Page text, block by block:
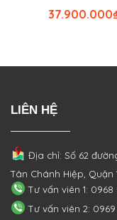
37.900.000
LIÊN HỆ
Địa chỉ: Số 62
Tân Chánh Hiệp, Quận
Tư vấn viên 1: 0968
Tư vấn viên 2: 0969